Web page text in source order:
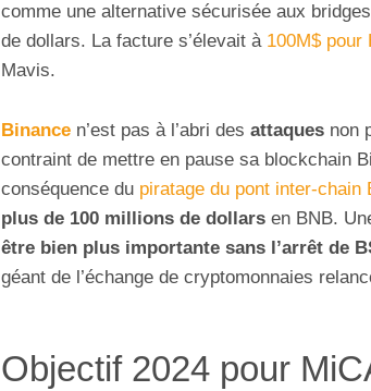
comme une alternative sécurisée aux
de dollars. La facture s’élevait à 100M$ pour
Mavis.
Binance n’est pas à l’abri des attaques non
contraint de mettre en pause sa blockchain
conséquence du piratage du pont inter-chain
plus de 100 millions de dollars en BNB.
être bien plus importante sans l’arrêt de
géant de l’échange de cryptomonnaies
Objectif 2024 pour